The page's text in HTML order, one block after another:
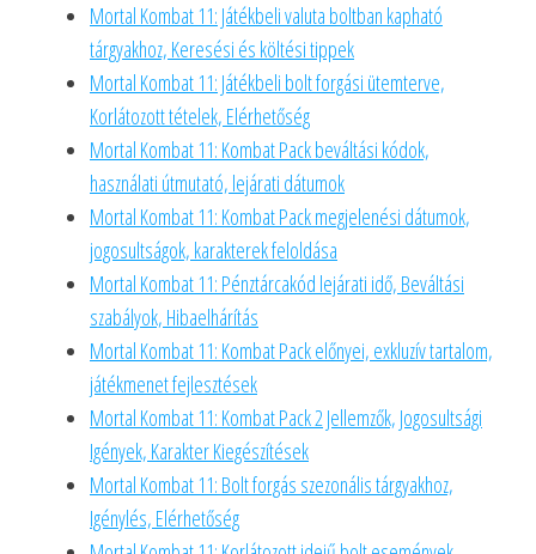
Mortal Kombat 11: Játékbeli valuta boltban kapható
tárgyakhoz, Keresési és költési tippek
Mortal Kombat 11: Játékbeli bolt forgási ütemterve,
Korlátozott tételek, Elérhetőség
Mortal Kombat 11: Kombat Pack beváltási kódok,
használati útmutató, lejárati dátumok
Mortal Kombat 11: Kombat Pack megjelenési dátumok,
jogosultságok, karakterek feloldása
Mortal Kombat 11: Pénztárcakód lejárati idő, Beváltási
szabályok, Hibaelhárítás
Mortal Kombat 11: Kombat Pack előnyei, exkluzív tartalom,
játékmenet fejlesztések
Mortal Kombat 11: Kombat Pack 2 Jellemzők, Jogosultsági
Igények, Karakter Kiegészítések
Mortal Kombat 11: Bolt forgás szezonális tárgyakhoz,
Igénylés, Elérhetőség